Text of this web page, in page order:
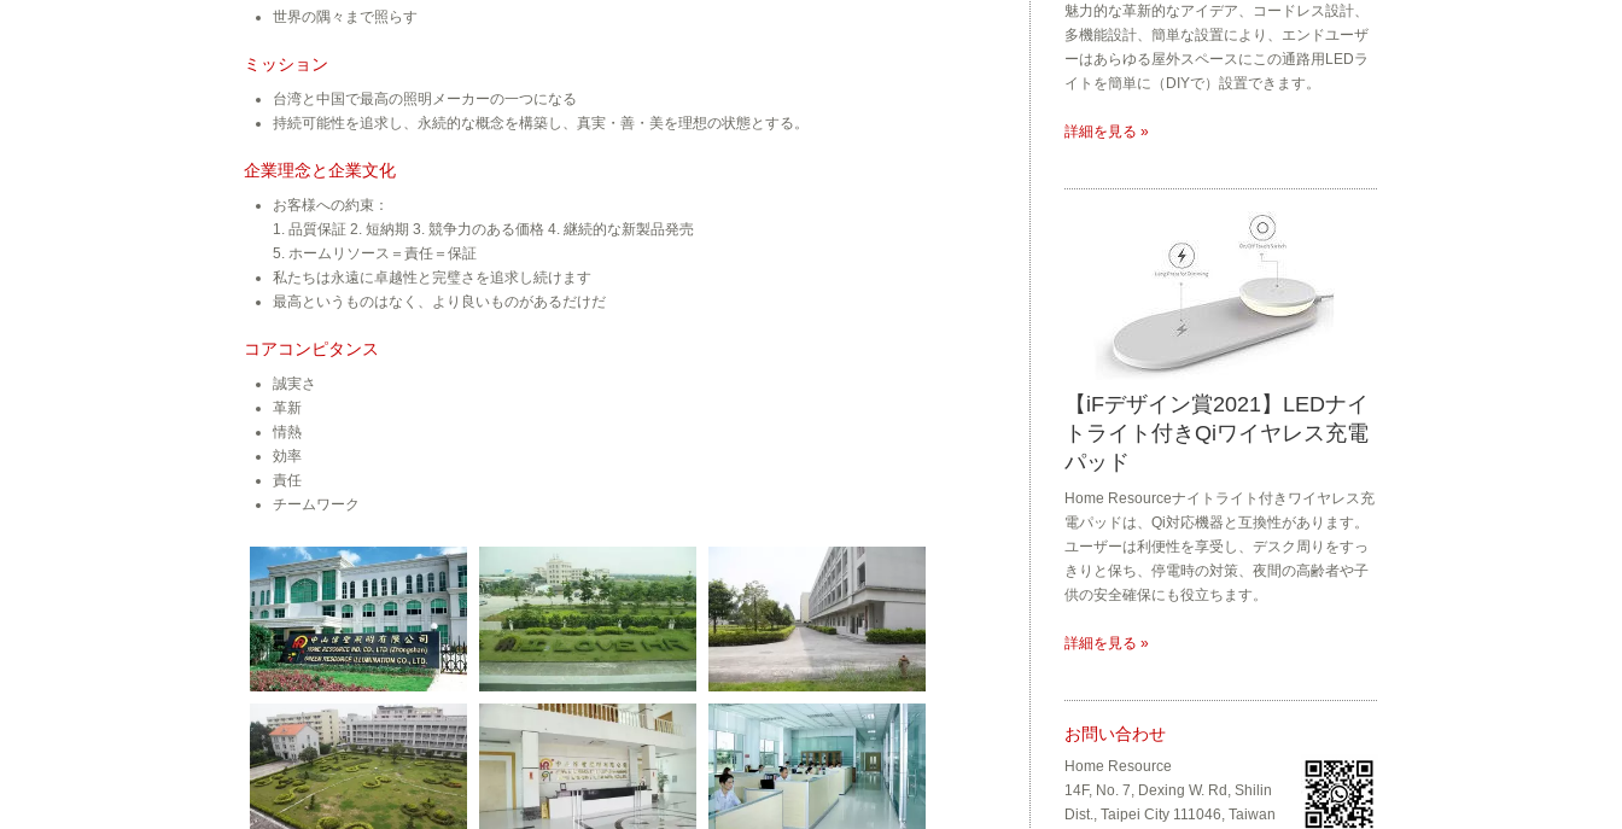
世界の隅々まで照らす
ミッション
台湾と中国で最高の照明メーカーの一つになる
持続可能性を追求し、永続的な概念を構築し、真実・善・美を理想の状態とする。
企業理念と企業文化
お客様への約束：
1. 品質保証 2. 短納期 3. 競争力のある価格 4. 継続的な新製品発売
5. ホームリソース＝責任＝保証
私たちは永遠に卓越性と完璧さを追求し続けます
最高というものはなく、より良いものがあるだけだ
コアコンピタンス
誠実さ
革新
情熱
効率
責任
チームワーク
魅力的な革新的なアイデア、コードレス設計、
多機能設計、簡単な設置により、エンドユーザ
ーはあらゆる屋外スペースにこの通路用LEDラ
イトを簡単に（DIYで）設置できます。
詳細を見る »
【iFデザイン賞2021】LEDナイ
トライト付きQiワイヤレス充電
パッド
Home Resourceナイトライト付きワイヤレス充
電パッドは、Qi対応機器と互換性があります。
ユーザーは利便性を享受し、デスク周りをすっ
きりと保ち、停電時の対策、夜間の高齢者や子
供の安全確保にも役立ちます。
詳細を見る »
お問い合わせ
Home Resource
14F, No. 7, Dexing W. Rd, Shilin
Dist., Taipei City 111046, Taiwan